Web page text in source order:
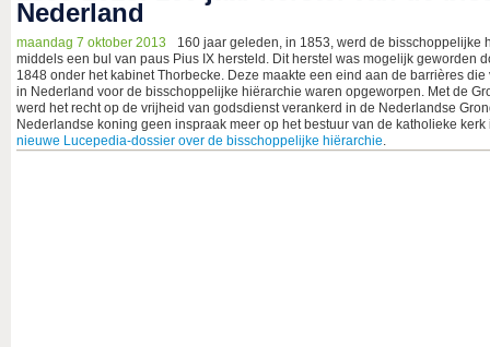
Nederland
maandag 7 oktober 2013
160 jaar geleden, in 1853, werd de bisschoppelijke
middels een bul van paus Pius IX hersteld. Dit herstel was mogelijk geworden
1848 onder het kabinet Thorbecke. Deze maakte een eind aan de barrières
in Nederland voor de bisschoppelijke hiërarchie waren opgeworpen. Met de
werd het recht op de vrijheid van godsdienst verankerd in de Nederlandse
Nederlandse koning geen inspraak meer op het bestuur van de katholieke
nieuwe Lucepedia-dossier over de bisschoppelijke hiërarchie.